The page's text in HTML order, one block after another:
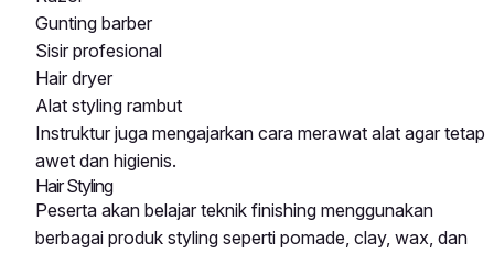
Gunting barber
Sisir profesional
Hair dryer
Alat styling rambut
Instruktur juga mengajarkan cara merawat alat agar tetap
awet dan higienis.
Hair Styling
Peserta akan belajar teknik finishing menggunakan
berbagai produk styling seperti pomade, clay, wax, dan